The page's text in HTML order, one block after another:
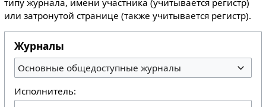
типу журнала, имени участника (учитывается регистр)
или затронутой странице (также учитывается регистр).
Журналы
Основные общедоступные журналы
Исполнитель: